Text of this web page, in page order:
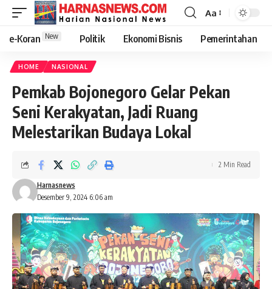
Aa
e-Koran New Politik Ekonomi Bisnis Pemerintahan
HOME NASIONAL
Pemkab Bojonegoro Gelar Pekan
Seni Kerakyatan, Jadi Ruang
Melestarikan Budaya Lokal
Desember 9, 2024 6:06 am
Harnasnews
2 Min Read